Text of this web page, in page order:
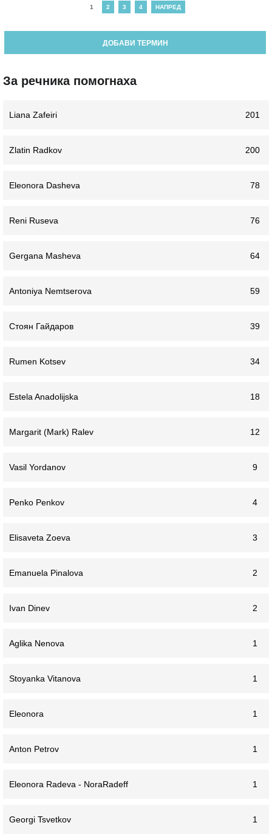
1 2 3 4 НАПРЕД
ДОБАВИ ТЕРМИН
За речника помогнаха
Liana Zafeiri 201
Zlatin Radkov 200
Eleonora Dasheva 78
Reni Ruseva 76
Gergana Masheva 64
Antoniya Nemtserova 59
Стоян Гайдаров 39
Rumen Kotsev 34
Estela Anadolijska 18
Margarit (Mark) Ralev 12
Vasil Yordanov 9
Penko Penkov 4
Elisaveta Zoeva 3
Emanuela Pinalova 2
Ivan Dinev 2
Aglika Nenova 1
Stoyanka Vitanova 1
Eleonora 1
Anton Petrov 1
Eleonora Radeva - NoraRadeff 1
Georgi Tsvetkov 1